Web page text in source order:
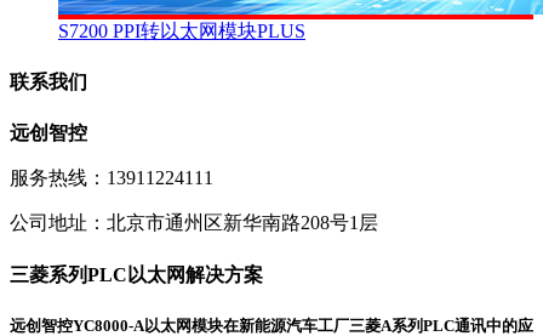
S7200 PPI转以太网模块PLUS
联系我们
远创智控
服务热线：13911224111
公司地址：北京市通州区新华南路208号1层
三菱系列PLC以太网解决方案
远创智控YC8000-A以太网模块在新能源汽车工厂三菱A系列PLC通讯中的应